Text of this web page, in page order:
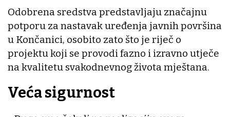
Odobrena sredstva predstavljaju značajnu
potporu za nastavak uređenja javnih površina
u Končanici, osobito zato što je riječ o
projektu koji se provodi fazno i izravno utječe
na kvalitetu svakodnevnog života mještana.
Veća sigurnost